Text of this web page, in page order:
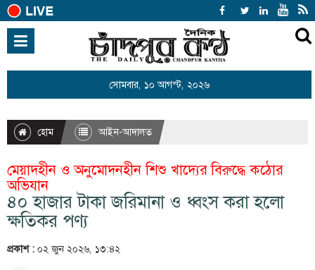
সোমবার, ১০ আগস্ট, ২০২৬
হোম
জাতীয়
আন্তর্জাতিক
রাজনীতি
বিনোদন
অর্থনীতি
হোম আইন-আদালত
মেয়াদহীন ও অনুমোদনহীন শিশু খাদ্যের বিরুদ্ধে কঠোর
অভিযান
৪০ হাজার টাকা জরিমানা ও ধ্বংস করা হলো
ক্ষতিকর পণ্য
প্রকাশ : ০২ জুন ২০২৬, ১৩:৪২